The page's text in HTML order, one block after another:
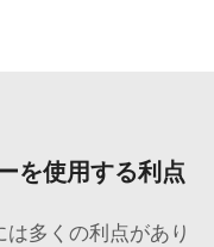
を使用する利点
多くの利点があり